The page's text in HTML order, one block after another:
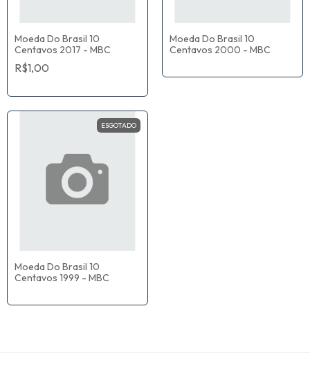
Moeda Do Brasil 10
Centavos 2017 - MBC
R$1,00
Moeda Do Brasil 10
Centavos 2000 - MBC
ESGOTADO
Moeda Do Brasil 10
Centavos 1999 - MBC